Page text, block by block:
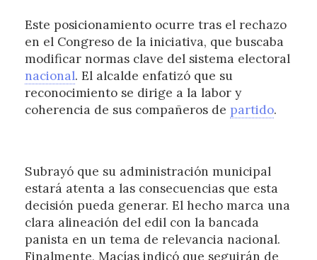
Este posicionamiento ocurre tras el rechazo
en el Congreso de la iniciativa, que buscaba
modificar normas clave del sistema electoral
nacional. El alcalde enfatizó que su
reconocimiento se dirige a la labor y
coherencia de sus compañeros de partido.
Subrayó que su administración municipal
estará atenta a las consecuencias que esta
decisión pueda generar. El hecho marca una
clara alineación del edil con la bancada
panista en un tema de relevancia nacional.
Finalmente, Macías indicó que seguirán de